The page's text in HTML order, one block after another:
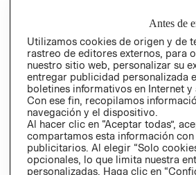
Y ÉTICA (INGLÉS)
Colombia ($)
Antes de
Utilizamos cookies de origen y de
rastreo de editores externos, para
nuestro sitio web, personalizar su
entregar publicidad personalizada
boletines informativos en Internet
Con ese fin, recopilamos
navegación y el dispositivo.
Al hacer clic en “Aceptar todas”,
compartamos esta información
publicitarios. Al elegir “Solo
opcionales, lo que limita nuestra
personalizadas. Haga clic en